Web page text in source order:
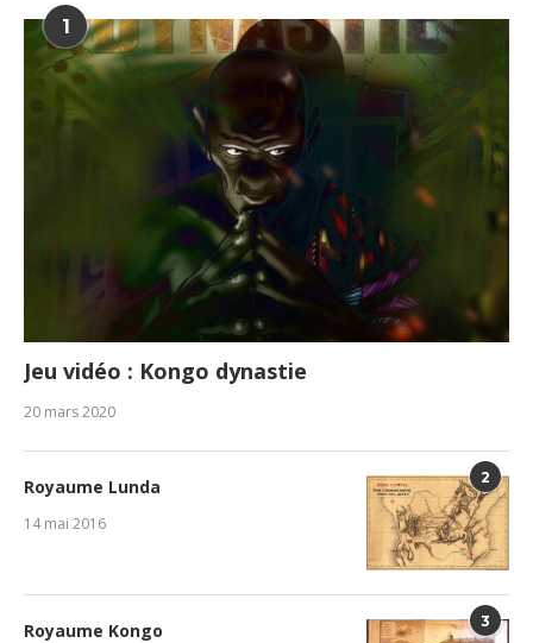
1
Jeu vidéo : Kongo dynastie
20 mars 2020
2
Royaume Lunda
14 mai 2016
3
Royaume Kongo